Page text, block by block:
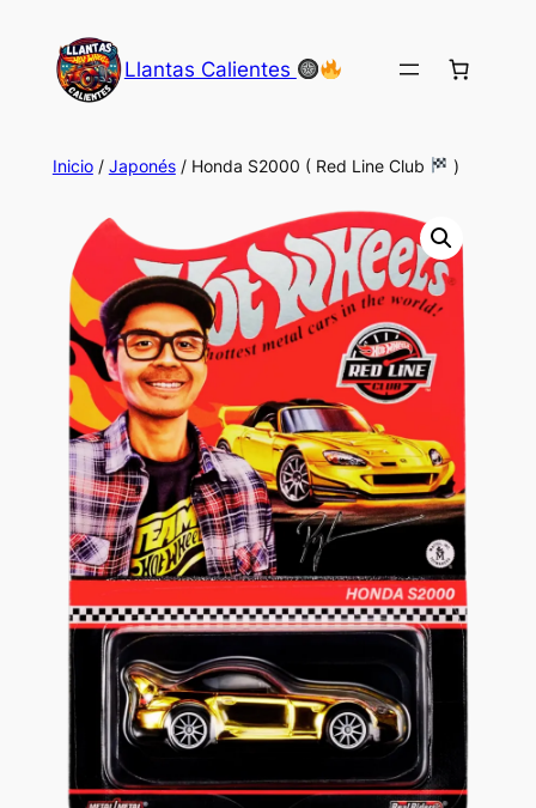
contenido
Llantas Calientes
Inicio/ Japonés/ Honda S2000 ( Red Line Club )